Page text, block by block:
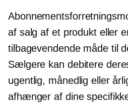
af salg af et produkt eller
tilbagevendende måde til
Sælgere kan debitere
ugentlig, månedlig eller
afhænger af dine